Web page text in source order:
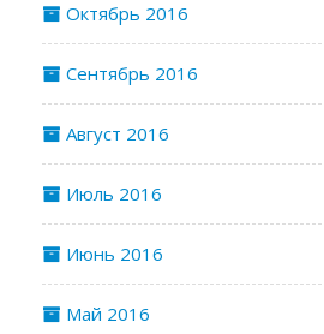
Октябрь 2016
Сентябрь 2016
Август 2016
Июль 2016
Июнь 2016
Май 2016